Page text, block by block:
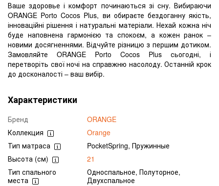
Ваше здоровье і комфорт починаються зі сну. Вибираючи
ORANGE Porto Cocos Plus, ви обираєте бездоганну якість,
інноваційні рішення і натуральні матеріали. Нехай кожна ніч
буде наповнена гармонією та спокоєм, а кожен ранок –
новими досягненнями. Відчуйте різницю з першим дотиком.
Замовляйте ORANGE Porto Cocos Plus сьогодні, і
перетворіть свої ночі на справжню насолоду. Останній крок
до досконалості – ваш вибір.
Характеристики
Бренд
ORANGE
Коллекция
Orange
Тип матраса
PocketSpring, Пружинные
Высота (см)
21
Тип спального
места
Односпальное, Полуторное,
Двухспальное